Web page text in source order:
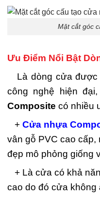
Mặt cắt góc
Ưu Điểm Nổi Bật
Là dòng cửa được
công nghệ hiện
Composite có nhiều
+ Cửa nhựa
vân gỗ PVC cao
đẹp mô phỏng giống
+ Là cửa có khả
cao do đó cửa không